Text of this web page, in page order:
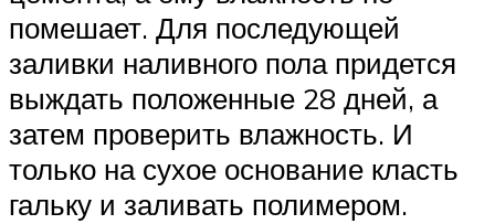
помешает. Для последующей
заливки наливного пола придется
выждать положенные 28 дней, а
затем проверить влажность. И
только на сухое основание класть
гальку и заливать полимером.